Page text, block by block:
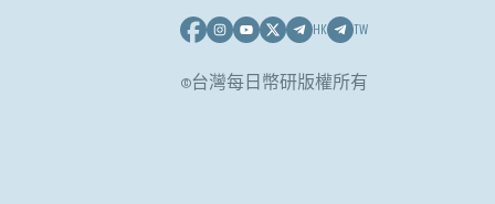
HK TW
©台灣每日幣研版權所有